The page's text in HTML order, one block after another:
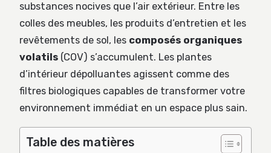
substances nocives que l’air extérieur. Entre les
colles des meubles, les produits d’entretien et les
revêtements de sol, les composés organiques
volatils (COV) s’accumulent. Les plantes
d’intérieur dépolluantes agissent comme des
filtres biologiques capables de transformer votre
environnement immédiat en un espace plus sain.
Table des matières